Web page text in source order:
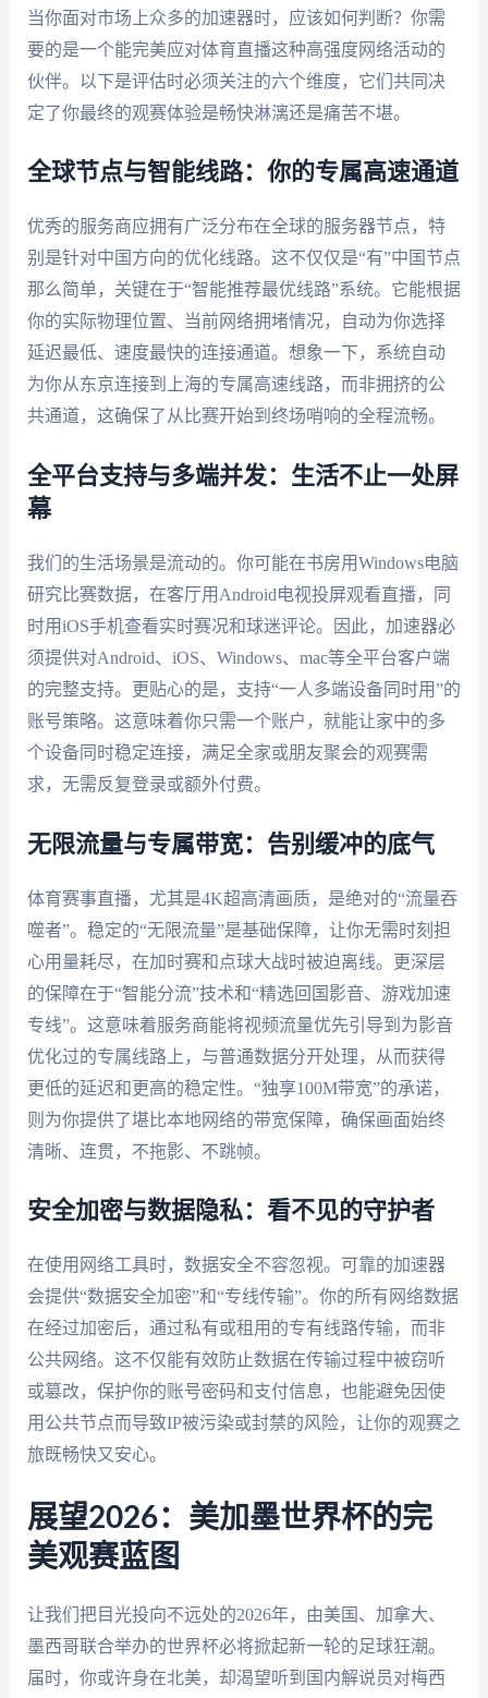
当你面对市场上众多的加速器时，应该如何判断？你需
要的是一个能完美应对体育直播这种高强度网络活动的
伙伴。以下是评估时必须关注的六个维度，它们共同决
定了你最终的观赛体验是畅快淋漓还是痛苦不堪。
全球节点与智能线路：你的专属高速通道
优秀的服务商应拥有广泛分布在全球的服务器节点，特
别是针对中国方向的优化线路。这不仅仅是“有”中国节点
那么简单，关键在于“智能推荐最优线路”系统。它能根据
你的实际物理位置、当前网络拥堵情况，自动为你选择
延迟最低、速度最快的连接通道。想象一下，系统自动
为你从东京连接到上海的专属高速线路，而非拥挤的公
共通道，这确保了从比赛开始到终场哨响的全程流畅。
全平台支持与多端并发：生活不止一处屏
幕
我们的生活场景是流动的。你可能在书房用Windows电脑
研究比赛数据，在客厅用Android电视投屏观看直播，同
时用iOS手机查看实时赛况和球迷评论。因此，加速器必
须提供对Android、iOS、Windows、mac等全平台客户端
的完整支持。更贴心的是，支持“一人多端设备同时用”的
账号策略。这意味着你只需一个账户，就能让家中的多
个设备同时稳定连接，满足全家或朋友聚会的观赛需
求，无需反复登录或额外付费。
无限流量与专属带宽：告别缓冲的底气
体育赛事直播，尤其是4K超高清画质，是绝对的“流量吞
噬者”。稳定的“无限流量”是基础保障，让你无需时刻担
心用量耗尽，在加时赛和点球大战时被迫离线。更深层
的保障在于“智能分流”技术和“精选回国影音、游戏加速
专线”。这意味着服务商能将视频流量优先引导到为影音
优化过的专属线路上，与普通数据分开处理，从而获得
更低的延迟和更高的稳定性。“独享100M带宽”的承诺，
则为你提供了堪比本地网络的带宽保障，确保画面始终
清晰、连贯，不拖影、不跳帧。
安全加密与数据隐私：看不见的守护者
在使用网络工具时，数据安全不容忽视。可靠的加速器
会提供“数据安全加密”和“专线传输”。你的所有网络数据
在经过加密后，通过私有或租用的专有线路传输，而非
公共网络。这不仅能有效防止数据在传输过程中被窃听
或篡改，保护你的账号密码和支付信息，也能避免因使
用公共节点而导致IP被污染或封禁的风险，让你的观赛之
旅既畅快又安心。
展望2026：美加墨世界杯的完
美观赛蓝图
让我们把目光投向不远处的2026年，由美国、加拿大、
墨西哥联合举办的世界杯必将掀起新一轮的足球狂潮。
届时，你或许身在北美，却渴望听到国内解说员对梅西